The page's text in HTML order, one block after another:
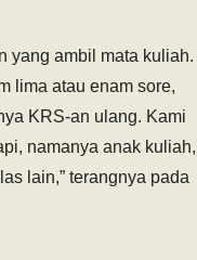
yang ambil mata kuliah.
lima atau enam sore,
KRS-an ulang. Kami
namanya anak kuliah,
lain,” terangnya pada